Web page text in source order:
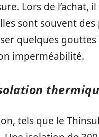
Lors de
sont souvent
quelques
imperméabilité.
tels que le